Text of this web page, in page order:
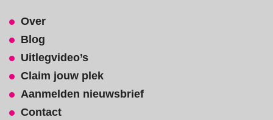
Over
Blog
Uitlegvideo’s
Claim jouw plek
Aanmelden nieuwsbrief
Contact